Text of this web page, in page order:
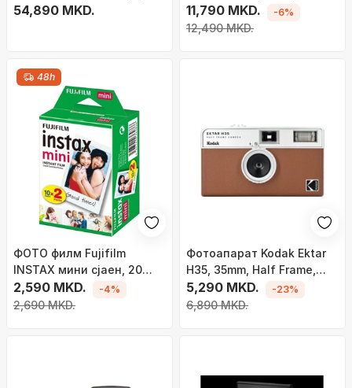
30x, сребрен
54,890 MKD.
оптички зум, бел
11,790 MKD.
12,490 MKD.
-6%
48h
ФОТО филм Fujifilm
INSTAX мини сјаен, 20
фотографии
2,590 MKD.
2,690 MKD.
-4%
Фотоапарат Kodak Ektar
H35, 35mm, Half Frame,
кафеава
5,290 MKD.
6,890 MKD.
-23%